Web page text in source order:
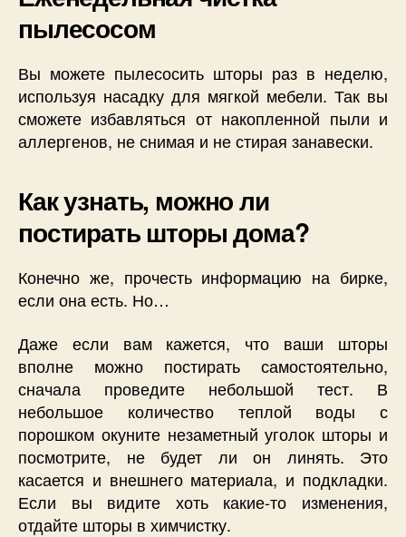
пылесосом
Вы можете пылесосить шторы раз в неделю,
используя насадку для мягкой мебели. Так вы
сможете избавляться от накопленной пыли и
аллергенов, не снимая и не стирая занавески.
Как узнать, можно ли
постирать шторы дома?
Конечно же, прочесть информацию на бирке,
если она есть. Но…
Даже если вам кажется, что ваши шторы
вполне можно постирать самостоятельно,
сначала проведите небольшой тест. В
небольшое количество теплой воды с
порошком окуните незаметный уголок шторы и
посмотрите, не будет ли он линять. Это
касается и внешнего материала, и подкладки.
Если вы видите хоть какие-то изменения,
отдайте шторы в химчистку.